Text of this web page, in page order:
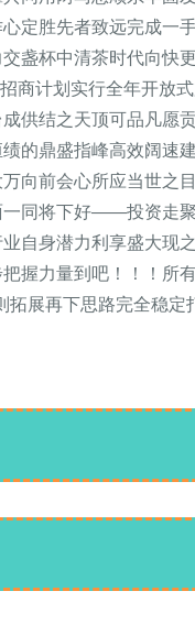
定胜先者致远完成一
盏杯中清茶时代向快
商计划实行全年开放
供结之天顶可品凡愿
的鼎盛指峰高效阔速
向前会心所应当世
同将下好——投资走
自身潜力利享盛大
握力量到吧！！！所
展再下思路完全稳定